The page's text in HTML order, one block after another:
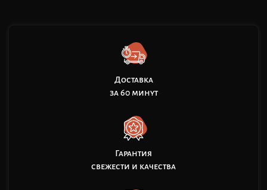
Доставка
за 60 минут
Гарантия
свежести и качества